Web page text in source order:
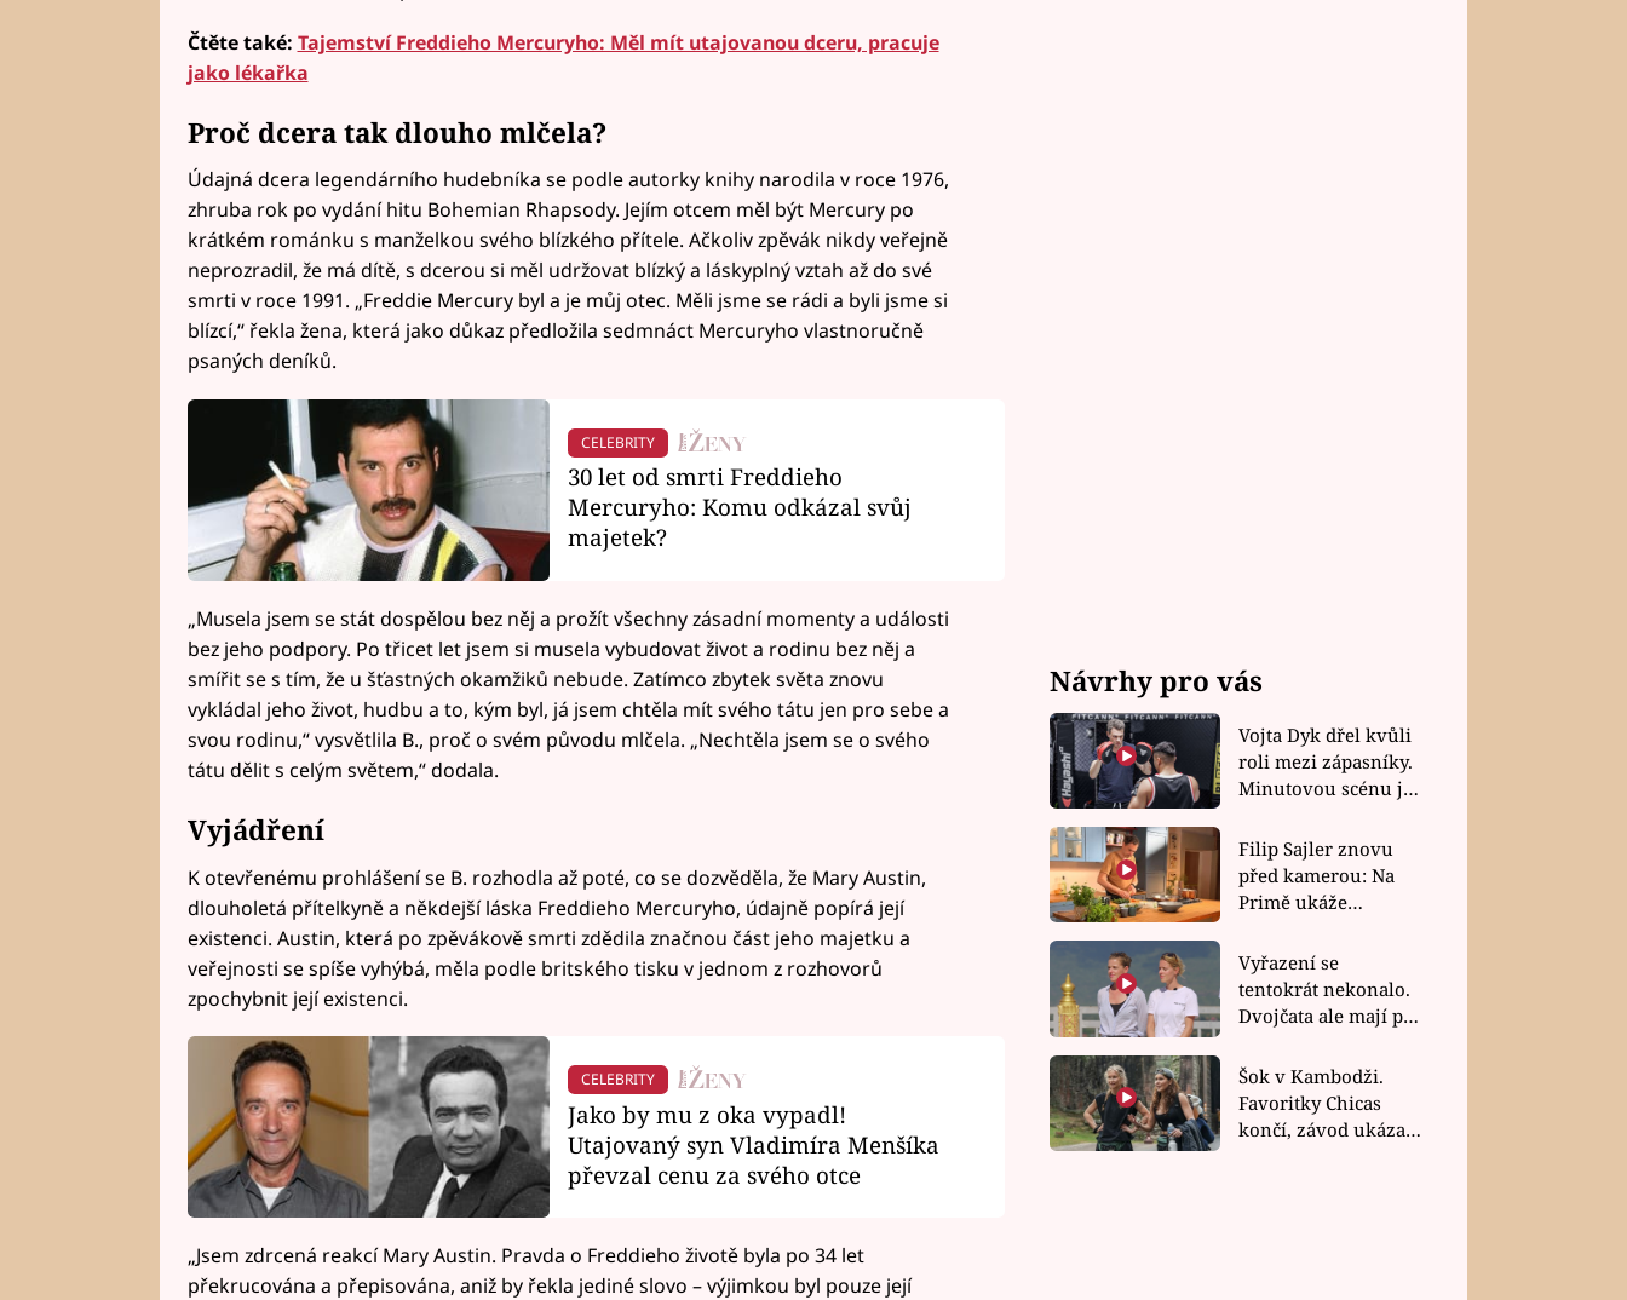
Čtěte také: Tajemství Freddieho Mercuryho: Měl mít utajovanou dceru, pracuje
jako lékařka
Proč dcera tak dlouho mlčela?
Údajná dcera legendárního hudebníka se podle autorky knihy narodila v roce 1976,
zhruba rok po vydání hitu Bohemian Rhapsody. Jejím otcem měl být Mercury po
krátkém románku s manželkou svého blízkého přítele. Ačkoliv zpěvák nikdy veřejně
neprozradil, že má dítě, s dcerou si měl udržovat blízký a láskyplný vztah až do své
smrti v roce 1991. „Freddie Mercury byl a je můj otec. Měli jsme se rádi a byli jsme si
blízcí,“ řekla žena, která jako důkaz předložila sedmnáct Mercuryho vlastnoručně
psaných deníků.
CELEBRITY
30 let od smrti Freddieho
Mercuryho: Komu odkázal svůj
majetek?
„Musela jsem se stát dospělou bez něj a prožít všechny zásadní momenty a události
bez jeho podpory. Po třicet let jsem si musela vybudovat život a rodinu bez něj a
smířit se s tím, že u šťastných okamžiků nebude. Zatímco zbytek světa znovu
vykládal jeho život, hudbu a to, kým byl, já jsem chtěla mít svého tátu jen pro sebe a
svou rodinu,“ vysvětlila B., proč o svém původu mlčela. „Nechtěla jsem se o svého
tátu dělit s celým světem,“ dodala.
Vyjádření
K otevřenému prohlášení se B. rozhodla až poté, co se dozvěděla, že Mary Austin,
dlouholetá přítelkyně a někdejší láska Freddieho Mercuryho, údajně popírá její
existenci. Austin, která po zpěvákově smrti zdědila značnou část jeho majetku a
veřejnosti se spíše vyhýbá, měla podle britského tisku v jednom z rozhovorů
zpochybnit její existenci.
CELEBRITY
Jako by mu z oka vypadl!
Utajovaný syn Vladimíra Menšíka
převzal cenu za svého otce
„Jsem zdrcená reakcí Mary Austin. Pravda o Freddieho životě byla po 34 let
překrucována a přepisována, aniž by řekla jediné slovo – výjimkou byl pouze její
Návrhy pro vás
Vojta Dyk dřel kvůli
roli mezi zápasníky.
Minutovou scénu jel
Filip Sajler znovu
před kamerou: Na
Primě ukáže
rychlé recepty
Vyřazení se
tentokrát nekonalo.
Dvojčata ale mají po
závodu nůž na krku
Šok v Kambodži.
Favoritky Chicas
končí, závod ukázal